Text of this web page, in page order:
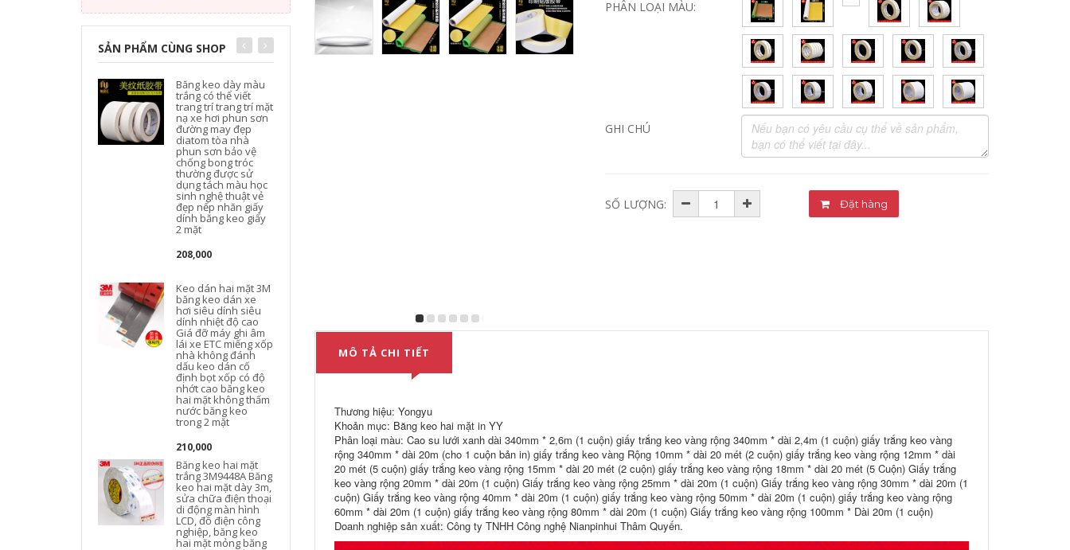
SẢN PHẨM CÙNG SHOP
Băng keo dày màu
trắng có thể viết
trang trí trang trí mặt
nạ xe hơi phun sơn
đường may đẹp
diatom tòa nhà
phun sơn bảo vệ
chống bong tróc
thường được sử
dụng tách màu học
sinh nghệ thuật vẻ
đẹp nếp nhăn giấy
dính băng keo giấy
2 mặt
208,000
Keo dán hai mặt 3M
băng keo dán xe
hơi siêu dính siêu
dính nhiệt độ cao
Giá đỡ máy ghi âm
lái xe ETC miếng xốp
nhà không đánh
dấu keo dán cố
định bọt xốp có độ
nhớt cao băng keo
hai mặt không thấm
nước băng keo
trong 2 mặt
210,000
Băng keo hai mặt
trắng 3M9448A Băng
keo hai mặt dày 3m,
sửa chữa điện thoại
di động màn hình
LCD, đồ điện công
nghiệp, băng keo
hai mặt mỏng băng
và mỏng mờ, không
để lại dấu vết, cố
định biển tên có độ
dẻo cao, băng keo
dấu dùng cho ô tô,
mặt 3M chịu nhiệt
cao keo mút 2 mặt
226,000
Keo hai mặt có dầu,
băng dính hai mặt
chắc chắn, tường có
độ nhớt cao, quảng
cáo studio, sử dụng
văn phòng cố định
tại nhà, khăn giấy
lau tay, băng dính
độ nhớt cao, đặc,
keo hai mặt xốp hai
mặt keo xốp 2 mặt
thất, lưới và các
Băng dính ma thuật
liền mạch nano
mười nghìn lần PU
có thể được giặt và
sử dụng nhiều lần
Douyin Cùng một
hiện vật lưu trữ
phim. Công nghệ
bọt biển đen mạnh
mẽ. Băng dính hai
PHÂN LOẠI MÀU:
GHI CHÚ
SỐ LƯỢNG: Đặt hàng
MÔ TẢ CHI TIẾT
Thương hiệu: Yongyu
Khoản mục: Băng keo hai mặt in YY
Phân loại màu: Cao su lưới xanh dài 340mm * 2,6m (1 cuộn) giấy trắng keo vàng rộng 340mm * dài 2,4m (1 cuộn) giấy trắng keo vàng
rộng 340mm * dài 20m (cho 1 cuộn bản in) giấy trắng keo vàng Rộng 10mm * dài 20 mét (2 cuộn) giấy trắng keo vàng rộng 12mm * dài
20 mét (5 cuộn) giấy trắng keo vàng rộng 15mm * dài 20 mét (2 cuộn) giấy trắng keo vàng rộng 18mm * dài 20 mét (5 Cuộn) Giấy trắng
keo vàng rộng 20mm * dài 20m (1 cuộn) Giấy trắng keo vàng rộng 25mm * dài 20m (1 cuộn) Giấy trắng keo vàng rộng 30mm * dài 20m (1
cuộn) Giấy trắng keo vàng rộng 40mm * dài 20m (1 cuộn) giấy trắng keo vàng rộng 50mm * dài 20m (1 cuộn) giấy trắng keo vàng rộng
60mm * dài 20m (1 cuộn) giấy trắng keo vàng rộng 80mm * dài 20m (1 cuộn) Giấy trắng keo vàng rộng 100mm * Dài 20m (1 cuộn)
Doanh nghiệp sản xuất: Công ty TNHH Công nghệ Nianpinhui Thâm Quyến.